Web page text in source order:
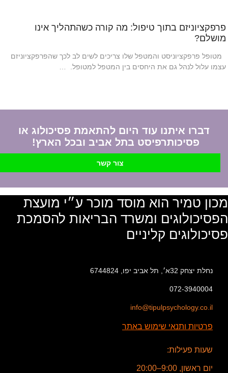
פרפקציוניזם בתוך טיפול: מה קורה כשהתהליך אינו
מושלם?
מטופל פרפקציוניסט והמטפל שלו צריכים לשים לב לכך שהפרפקציוניזם
עצמו עלול לנהל גם את היחסים בין המטפל למטופל. …
דברו איתנו עוד היום להתאמת פסיכולוג או
פסיכותרפיסט בתל אביב ובכל הארץ!
צור קשר
מכון טמיר הוא מוסד מוכר ע״י מועצת
הפסיכולוגים ומשרד הבריאות להסמכת
פסיכולוגים קליניים
נחלת יצחק 32א׳, תל אביב יפו, 6744824
072-3940004
info@tipulpsychology.co.il
פרטיות ותנאי שימוש באתר
שעות פעילות:
יום ראשון, 9:00–20:00